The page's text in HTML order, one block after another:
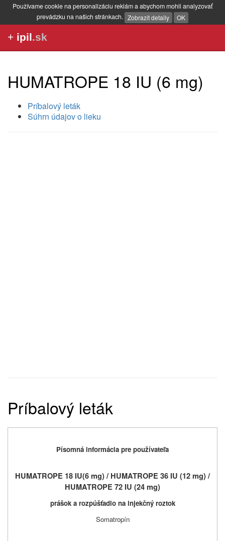
Používame cookie na personalizáciu reklám a abychom mohli analyzovať
prevádzku na našich stránkach. Zobrazit detaily OK
+ ipil.sk
HUMATROPE 18 IU (6 mg)
Príbalový leták
Súhrn údajov o lieku
Príbalový leták
Písomná informácia pre používateľa
HUMATROPE 18 IU(6 mg) / HUMATROPE 36 IU (12 mg) /
HUMATROPE 72 IU (24 mg)
prášok a rozpúšťadlo na injekčný roztok
Somatropín